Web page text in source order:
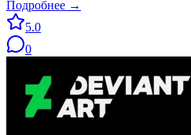
Подробнее →
5.0
0